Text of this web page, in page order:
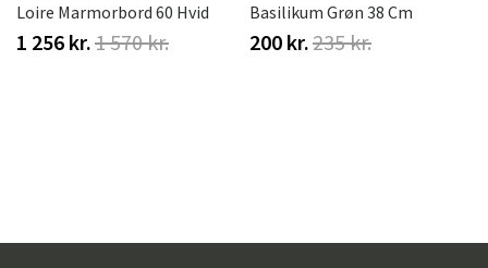
Loire Marmorbord 60 Hvid
1 256 kr.1 570 kr.
Basilikum Grøn 38 Cm
200 kr.235 kr.